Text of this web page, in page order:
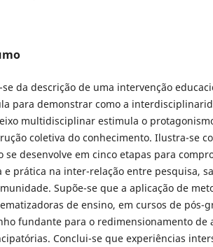
se da descrição de uma intervenção
para demonstrar como a
multidisciplinar estimula o
coletiva do conhecimento. Ilustra-se
se desenvolve em cinco etapas para
e prática na inter-relação entre pesquisa,
Supõe-se que a aplicação de
de ensino, em cursos de pós-
fundante para o redimensionamento de
Conclui-se que experiências